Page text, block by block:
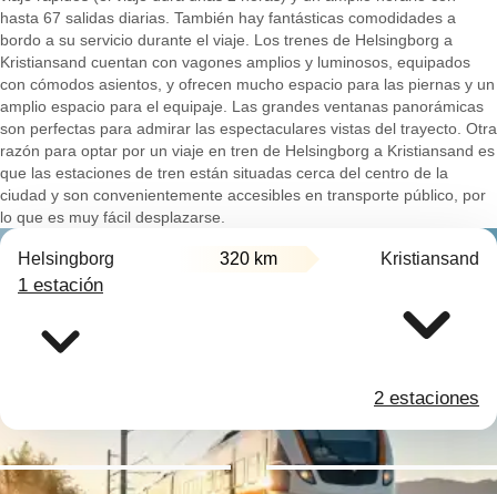
hasta 67 salidas diarias. También hay fantásticas comodidades a
bordo a su servicio durante el viaje. Los trenes de Helsingborg a
Kristiansand cuentan con vagones amplios y luminosos, equipados
con cómodos asientos, y ofrecen mucho espacio para las piernas y un
amplio espacio para el equipaje. Las grandes ventanas panorámicas
son perfectas para admirar las espectaculares vistas del trayecto. Otra
razón para optar por un viaje en tren de Helsingborg a Kristiansand es
que las estaciones de tren están situadas cerca del centro de la
ciudad y son convenientemente accesibles en transporte público, por
lo que es muy fácil desplazarse.
Helsingborg 320 km Kristiansand
1 estación
2 estaciones